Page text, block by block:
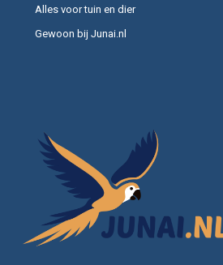
Alles voor tuin en dier
Gewoon bij Junai.nl